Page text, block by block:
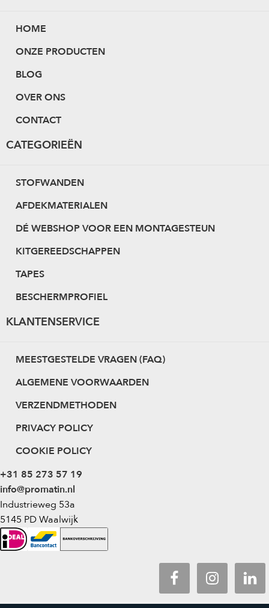
HOME
ONZE PRODUCTEN
BLOG
OVER ONS
CONTACT
CATEGORIEËN
STOFWANDEN
AFDEKMATERIALEN
DÉ WEBSHOP VOOR EEN MONTAGESTEUN
KITGEREEDSCHAPPEN
TAPES
BESCHERMPROFIEL
KLANTENSERVICE
MEESTGESTELDE VRAGEN (FAQ)
ALGEMENE VOORWAARDEN
VERZENDMETHODEN
PRIVACY POLICY
COOKIE POLICY
+31 85 273 57 19
info@promatin.nl
Industrieweg 53a
5145 PD Waalwijk